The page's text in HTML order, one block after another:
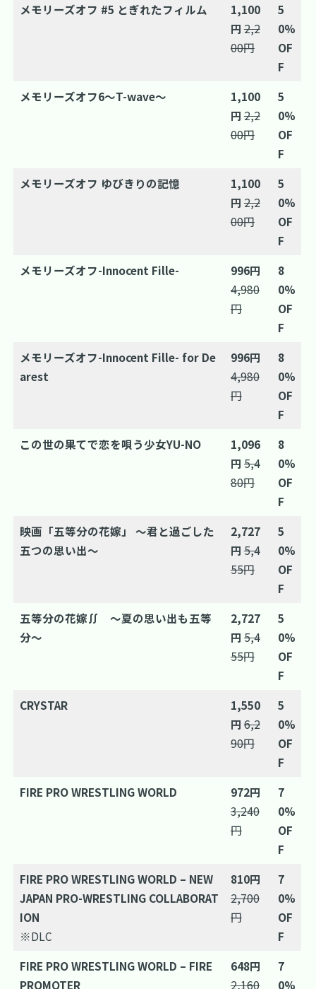
メモリーズオフ #5 とぎれたフィルム
1,100
円 2,2
00円
5
0%
OF
F
メモリーズオフ6～T-wave～
1,100
円 2,2
00円
5
0%
OF
F
メモリーズオフ ゆびきりの記憶
1,100
円 2,2
00円
5
0%
OF
F
メモリーズオフ-Innocent Fille-
996円
4,980
円
8
0%
OF
F
メモリーズオフ-Innocent Fille- for De
arest
996円
4,980
円
8
0%
OF
F
この世の果てで恋を唄う少女YU-NO
1,096
円 5,4
80円
8
0%
OF
F
映画「五等分の花嫁」 ～君と過ごした
五つの思い出～
2,727
円 5,4
55円
5
0%
OF
F
五等分の花嫁∬ ～夏の思い出も五等
分～
2,727
円 5,4
55円
5
0%
OF
F
CRYSTAR
1,550
円 6,2
90円
5
0%
OF
F
FIRE PRO WRESTLING WORLD
972円
3,240
円
7
0%
OF
F
FIRE PRO WRESTLING WORLD – NEW
JAPAN PRO-WRESTLING COLLABORAT
ION
※DLC
810円
2,700
円
7
0%
OF
F
FIRE PRO WRESTLING WORLD – FIRE
PROMOTER
648円
2,160
7
0%